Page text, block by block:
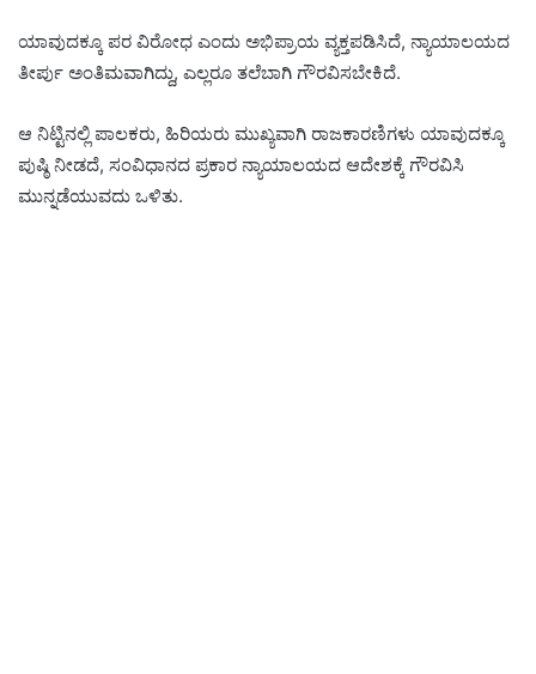
ಯಾವುದಕ್ಕೂ ಪರ ವಿರೋಧ ಎಂದು ಅಭಿಪ್ರಾಯ ವ್ಯಕ್ತಪಡಿಸಿದೆ, ನ್ಯಾಯಾಲಯದ
ತೀರ್ಪು ಅಂತಿಮವಾಗಿದ್ದು, ಎಲ್ಲರೂ ತಲೆಬಾಗಿ ಗೌರವಿಸಬೇಕಿದೆ.
ಆ ನಿಟ್ಟಿನಲ್ಲಿ ಪಾಲಕರು,‌ ಹಿರಿಯರು ಮುಖ್ಯವಾಗಿ ರಾಜಕಾರಣಿಗಳು ಯಾವುದಕ್ಕೂ
ಪುಷ್ಠಿ ನೀಡದೆ, ಸಂವಿಧಾನದ ಪ್ರಕಾರ ನ್ಯಾಯಾಲಯದ ಆದೇಶಕ್ಕೆ ಗೌರವಿಸಿ
ಮುನ್ನಡೆಯುವದು ಒಳಿತು.